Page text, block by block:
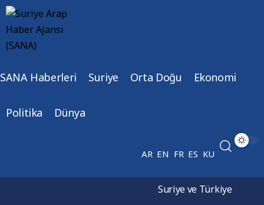
SANA Haberleri Suriye Orta Doğu Ekonomi
Politika Dünya
AR EN FR ES KU
Suriye ve Türkiye